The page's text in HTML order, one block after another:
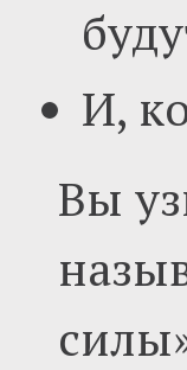
И,
Вы